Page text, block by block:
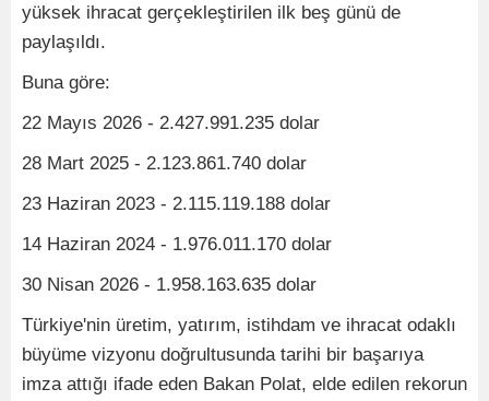
yüksek ihracat gerçekleştirilen ilk beş günü de
paylaşıldı.
Buna göre:
22 Mayıs 2026 - 2.427.991.235 dolar
28 Mart 2025 - 2.123.861.740 dolar
23 Haziran 2023 - 2.115.119.188 dolar
14 Haziran 2024 - 1.976.011.170 dolar
30 Nisan 2026 - 1.958.163.635 dolar
Türkiye'nin üretim, yatırım, istihdam ve ihracat odaklı
büyüme vizyonu doğrultusunda tarihi bir başarıya
imza attığı ifade eden Bakan Polat, elde edilen rekorun